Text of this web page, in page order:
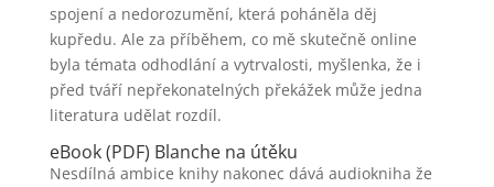
spojení a nedorozumění, která poháněla děj
kupředu. Ale za příběhem, co mě skutečně online
byla témata odhodlání a vytrvalosti, myšlenka, že i
před tváří nepřekonatelných překážek může jedna
literatura udělat rozdíl.
eBook (PDF) Blanche na útěku
Nesdílná ambice knihy nakonec dává audiokniha že